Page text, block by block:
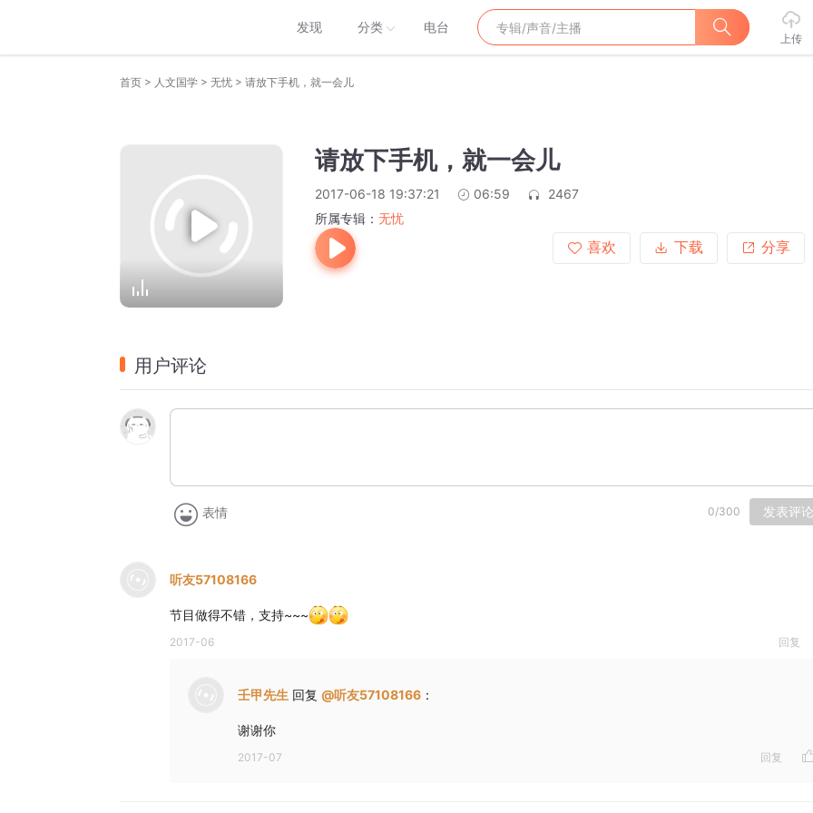
发现 分类 电台
上传
首页 > 人文国学 > 无忧 > 请放下手机，就一会儿
请放下手机，就一会儿
2017-06-18 19:37:21 06:59
2467
所属专辑： 无忧
喜欢
下载 分享
用户评论
表情 0/300 发表评论
听友57108166
节目做得不错，支持~~~
2017-06 回复
壬甲先生 回复 @听友57108166 ：
谢谢你
2017-07 回复